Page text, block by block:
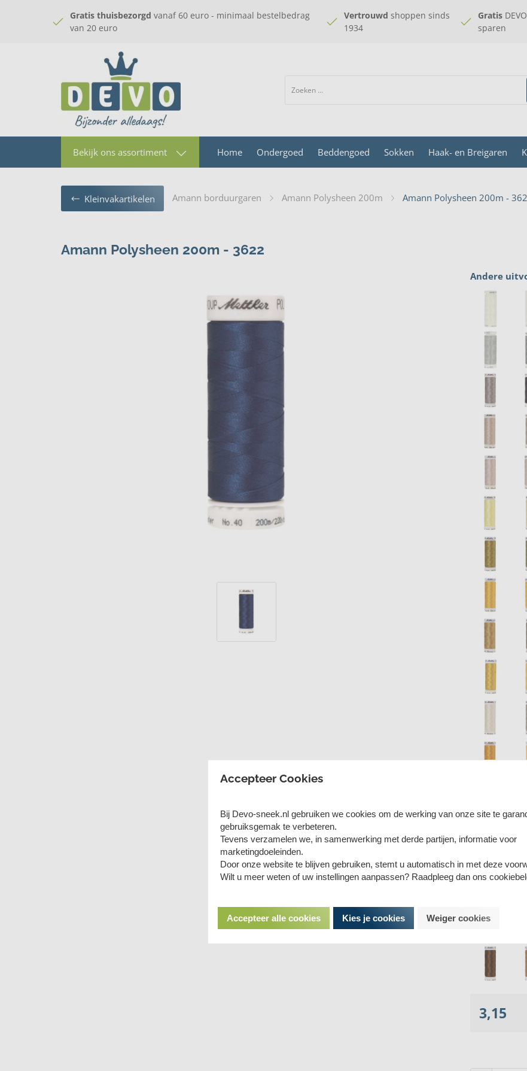
Gratis thuisbezorgd vanaf 60 euro - minimaal bestelbedrag
van 20 euro
Vertrouwd shoppen sinds
1934
Gratis
sparen
Bekijk ons assortiment Home Ondergoed Beddengoed Sokken Haak- en Breigaren
Kleinvakartikelen Amann borduurgaren Amann Polysheen 200m Amann Polysheen 200m -
Amann Polysheen 200m - 3622
Andere
3,15
Accepteer Cookies
Bij Devo-sneek.nl gebruiken we cookies om de werking van onze site te
gebruiksgemak te verbeteren.
Tevens verzamelen we, in samenwerking met derde partijen, informatie voor
marketingdoeleinden.
Door onze website te blijven gebruiken, stemt u automatisch in met deze
Wilt u meer weten of uw instellingen aanpassen? Raadpleeg dan ons
Accepteer alle cookies Kies je cookies Weiger cookies